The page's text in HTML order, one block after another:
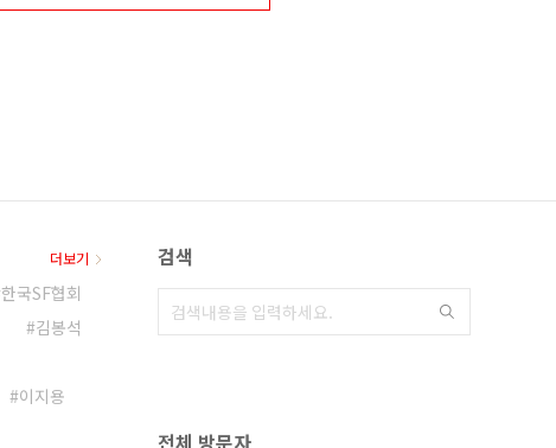
한국SF협회
김봉석
이지용
더보기 검색
전체 방문자